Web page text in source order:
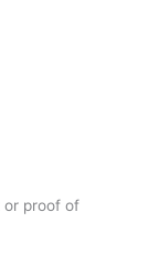
or proof of